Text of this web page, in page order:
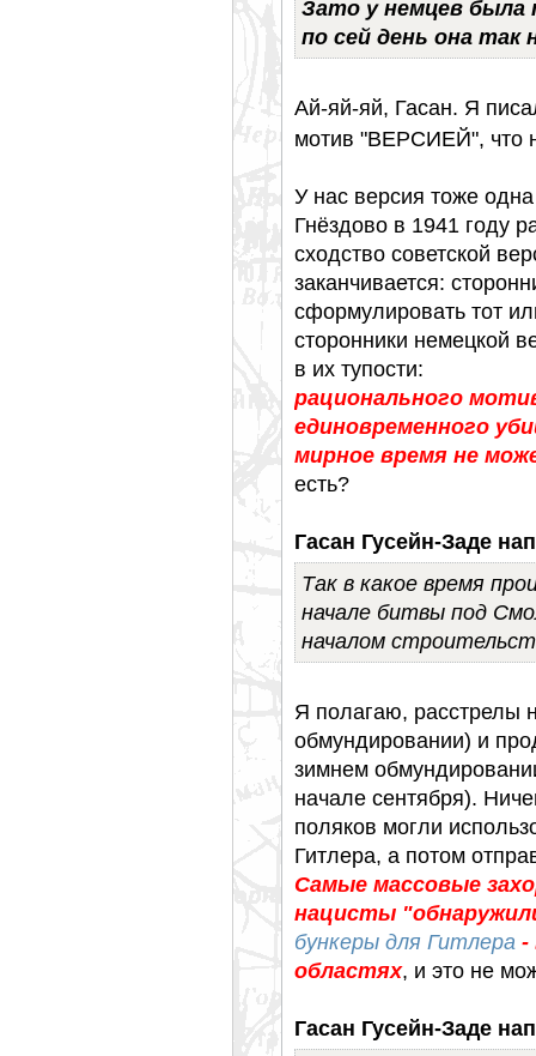
Зато у немцев была
по сей день она так
Ай-яй-яй, Гасан. Я
мотив "ВЕРСИЕЙ", что
У нас версия тоже
Гнёздово в 1941 году
сходство советской
заканчивается:
сформулировать тот
сторонники немецкой
в их тупости:
рационального
единовременного
мирное время не
есть?
Гасан Гусейн-Заде
Так в какое время
начале битвы под
началом
Я полагаю, расстрелы
обмундировании) и
зимнем
начале сентября).
поляков могли
Гитлера, а потом
Самые массовые
нацисты
бункеры для Гитлера -
областях, и это не
Гасан Гусейн-Заде